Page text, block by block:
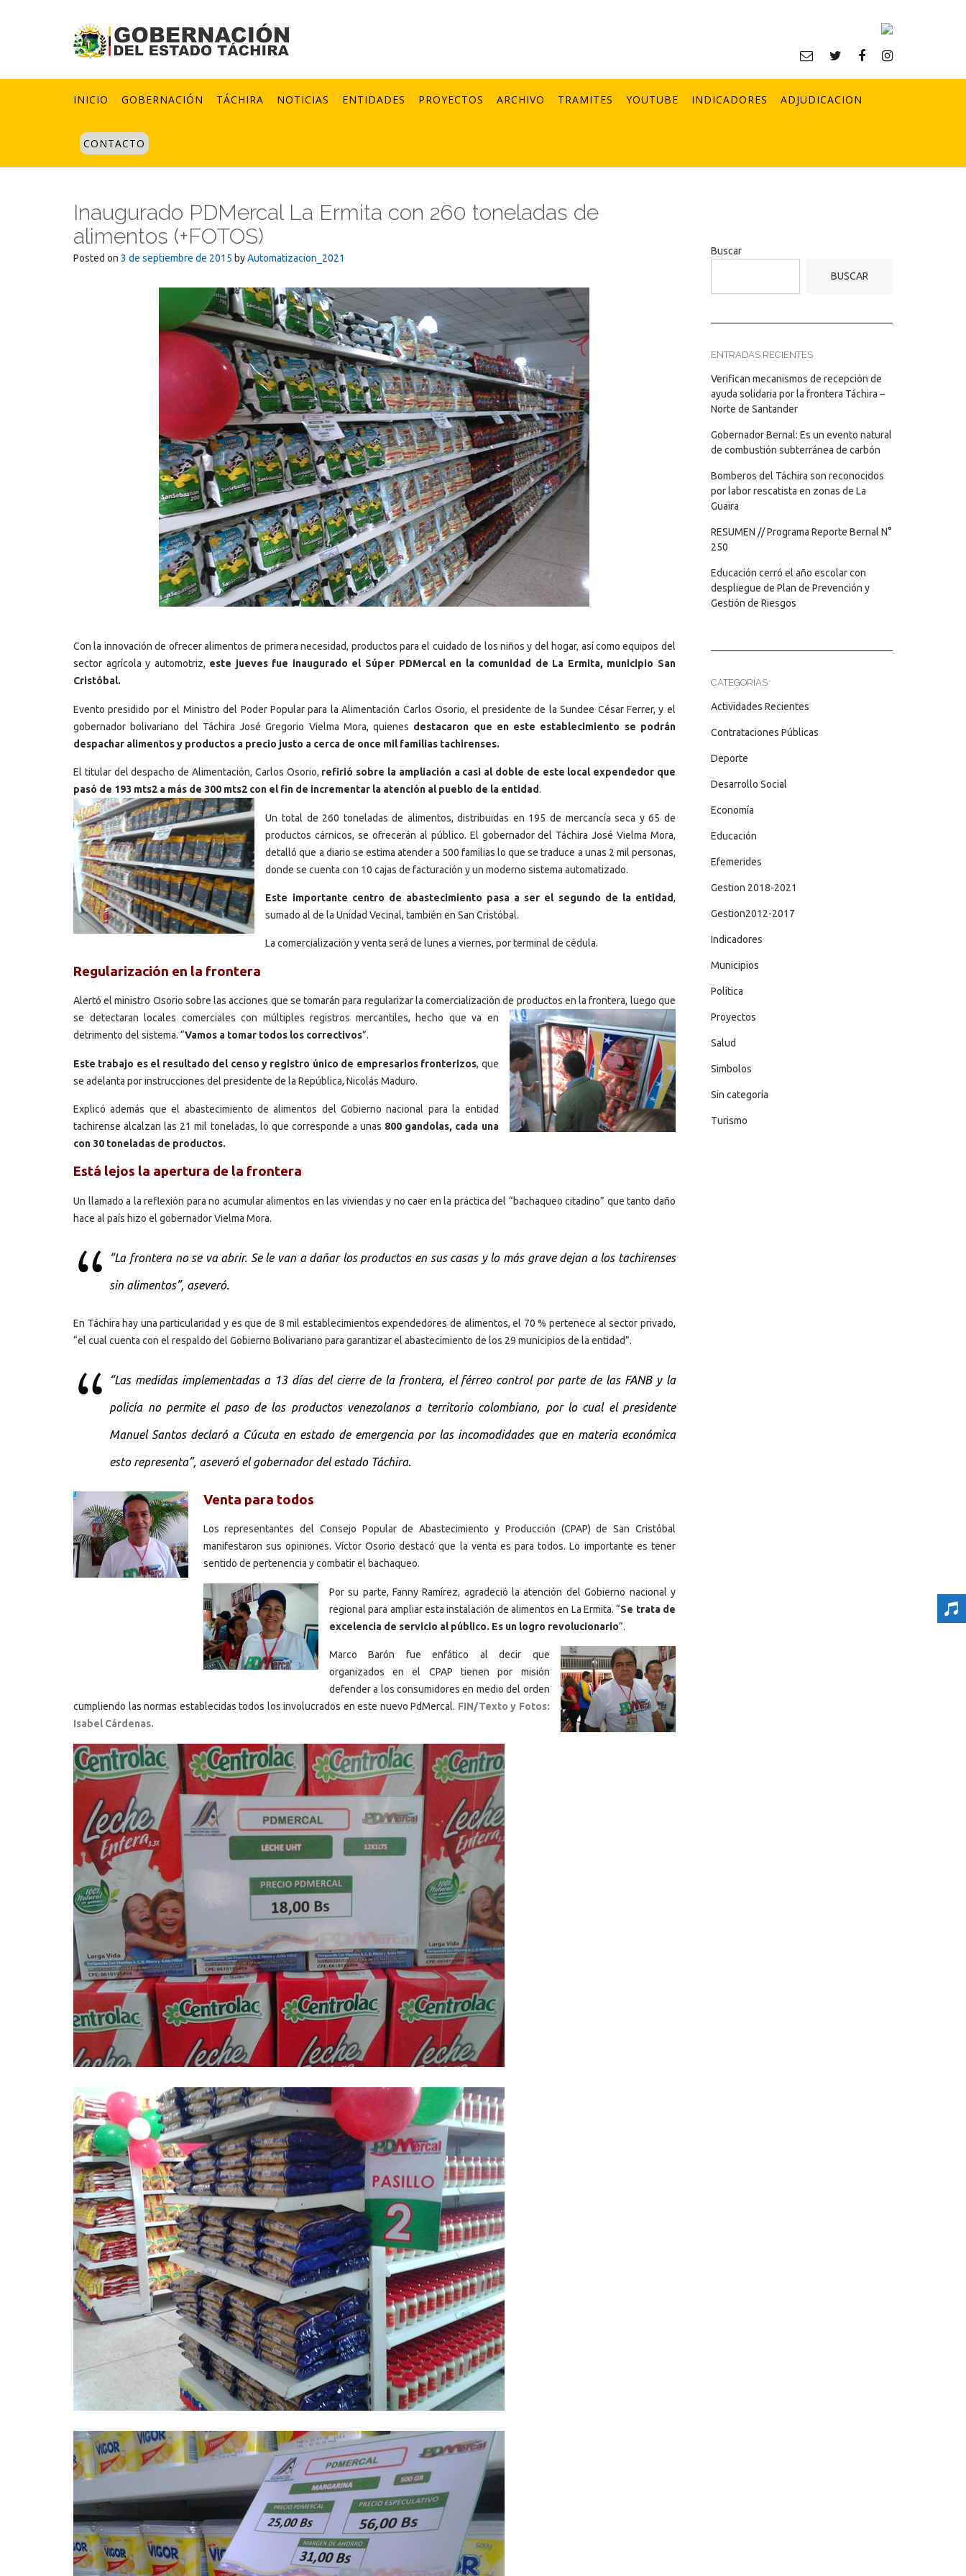
INICIO GOBERNACIÓN TÁCHIRA NOTICIAS ENTIDADES PROYECTOS ARCHIVO TRAMITES YOUTUBE INDICADORES ADJUDICACION
CONTACTO
Inaugurado PDMercal La Ermita con 260 toneladas de
alimentos (+FOTOS)
Posted on 3 de septiembre de 2015 byAutomatizacion_2021
Con la innovación de ofrecer alimentos de primera necesidad, productos para el cuidado de los niños y del hogar, así como equipos del
sector agrícola y automotriz, este jueves fue inaugurado el Súper PDMercal en la comunidad de La Ermita, municipio San
Cristóbal.
Evento presidido por el Ministro del Poder Popular para la Alimentación Carlos Osorio, el presidente de la Sundee César Ferrer, y el
gobernador bolivariano del Táchira José Gregorio Vielma Mora, quienes destacaron que en este establecimiento se podrán
despachar alimentos y productos a precio justo a cerca de once mil familias tachirenses.
El titular del despacho de Alimentación, Carlos Osorio, refirió sobre la ampliación a casi al doble de este local expendedor que
pasó de 193 mts2 a más de 300 mts2 con el fin de incrementar la atención al pueblo de la entidad.
Un total de 260 toneladas de alimentos, distribuidas en 195 de mercancía seca y 65 de
productos cárnicos, se ofrecerán al público. El gobernador del Táchira José Vielma Mora,
detalló que a diario se estima atender a 500 familias lo que se traduce a unas 2 mil personas,
donde se cuenta con 10 cajas de facturación y un moderno sistema automatizado.
Este importante centro de abastecimiento pasa a ser el segundo de la entidad,
sumado al de la Unidad Vecinal, también en San Cristóbal.
La comercialización y venta será de lunes a viernes, por terminal de cédula.
Regularización en la frontera
Alertó el ministro Osorio sobre las acciones que se tomarán para regularizar la comercialización de productos en la frontera, luego que
se detectaran locales comerciales con múltiples registros mercantiles, hecho que va en
detrimento del sistema. “Vamos a tomar todos los correctivos”.
Este trabajo es el resultado del censo y registro único de empresarios fronterizos, que
se adelanta por instrucciones del presidente de la República, Nicolás Maduro.
Explicó además que el abastecimiento de alimentos del Gobierno nacional para la entidad
tachirense alcalzan las 21 mil toneladas, lo que corresponde a unas 800 gandolas, cada una
con 30 toneladas de productos.
Está lejos la apertura de la frontera
Un llamado a la reflexión para no acumular alimentos en las viviendas y no caer en la práctica del “bachaqueo citadino” que tanto daño
hace al país hizo el gobernador Vielma Mora.
“La frontera no se va abrir. Se le van a dañar los productos en sus casas y lo más grave dejan a los tachirenses
sin alimentos”, aseveró.
En Táchira hay una particularidad y es que de 8 mil establecimientos expendedores de alimentos, el 70 % pertenece al sector privado,
“el cual cuenta con el respaldo del Gobierno Bolivariano para garantizar el abastecimiento de los 29 municipios de la entidad”.
“Las medidas implementadas a 13 días del cierre de la frontera, el férreo control por parte de las FANB y la
policía no permite el paso de los productos venezolanos a territorio colombiano, por lo cual el presidente
Manuel Santos declaró a Cúcuta en estado de emergencia por las incomodidades que en materia económica
esto representa”, aseveró el gobernador del estado Táchira.
Venta para todos
Los representantes del Consejo Popular de Abastecimiento y Producción (CPAP) de San Cristóbal
manifestaron sus opiniones. Víctor Osorio destacó que la venta es para todos. Lo importante es tener
sentido de pertenencia y combatir el bachaqueo.
Por su parte, Fanny Ramírez, agradeció la atención del Gobierno nacional y
regional para ampliar esta instalación de alimentos en La Ermita. “Se trata de
excelencia de servicio al público. Es un logro revolucionario”.
Marco Barón fue enfático al decir que
organizados en el CPAP tienen por misión
defender a los consumidores en medio del orden
cumpliendo las normas establecidas todos los involucrados en este nuevo PdMercal. FIN/Texto y Fotos:
Isabel Cárdenas.
Buscar
BUSCAR
ENTRADAS RECIENTES
Verifican mecanismos de recepción de
ayuda solidaria por la frontera Táchira –
Norte de Santander
Gobernador Bernal: Es un evento natural
de combustión subterránea de carbón
Bomberos del Táchira son reconocidos
por labor rescatista en zonas de La
Guaira
RESUMEN // Programa Reporte Bernal N°
250
Educación cerró el año escolar con
despliegue de Plan de Prevención y
Gestión de Riesgos
CATEGORÍAS
Actividades Recientes
Contrataciones Públicas
Deporte
Desarrollo Social
Economía
Educación
Efemerides
Gestion 2018-2021
Gestion2012-2017
Indicadores
Municipios
Política
Proyectos
Salud
Simbolos
Sin categoría
Turismo